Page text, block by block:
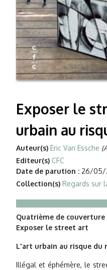
Exposer le
urbain au
Auteur(s) Eric Van Essche
Editeur(s) CFC
Date de parution : 26/05/
Collection(s) Regards sur
Quatrième de couverture
Exposer le street art
L'art urbain au risque du
Illégal et éphémère, le